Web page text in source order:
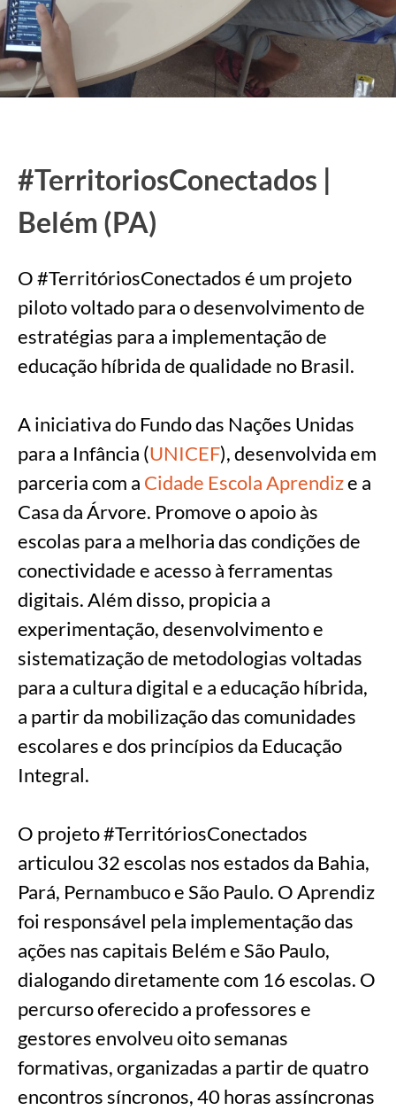
#TerritoriosConectados |
Belém (PA)
O #TerritóriosConectados é um projeto
piloto voltado para o desenvolvimento de
estratégias para a implementação de
educação híbrida de qualidade no Brasil.
A iniciativa do Fundo das Nações Unidas
para a Infância (UNICEF), desenvolvida em
parceria com a Cidade Escola Aprendize a
Casa da Árvore. Promove o apoio às
escolas para a melhoria das condições de
conectividade e acesso à ferramentas
digitais. Além disso, propicia a
experimentação, desenvolvimento e
sistematização de metodologias voltadas
para a cultura digital e a educação híbrida,
a partir da mobilização das comunidades
escolares e dos princípios da Educação
Integral.
O projeto #TerritóriosConectados
articulou 32 escolas nos estados da Bahia,
Pará, Pernambuco e São Paulo. O Aprendiz
foi responsável pela implementação das
ações nas capitais Belém e São Paulo,
dialogando diretamente com 16 escolas. O
percurso oferecido a professores e
gestores envolveu oito semanas
formativas, organizadas a partir de quatro
encontros síncronos, 40 horas assíncronas